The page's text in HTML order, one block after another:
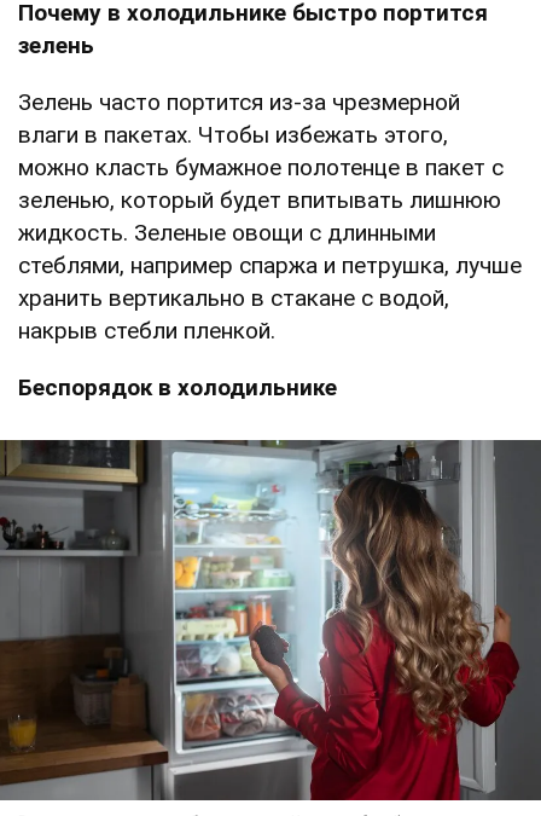
Почему в холодильнике быстро портится
зелень
Зелень часто портится из-за чрезмерной
влаги в пакетах. Чтобы избежать этого,
можно класть бумажное полотенце в пакет с
зеленью, который будет впитывать лишнюю
жидкость. Зеленые овощи с длинными
стеблями, например спаржа и петрушка, лучше
хранить вертикально в стакане с водой,
накрыв стебли пленкой.
Беспорядок в холодильнике